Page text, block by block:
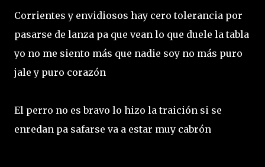
Corrientes y envidiosos hay cero tolerancia por
pasarse de lanza pa que vean lo que duele la tabla
yo no me siento más que nadie soy no más puro
jale y puro corazón
El perro no es bravo lo hizo la traición si se
enredan pa safarse va a estar muy cabrón